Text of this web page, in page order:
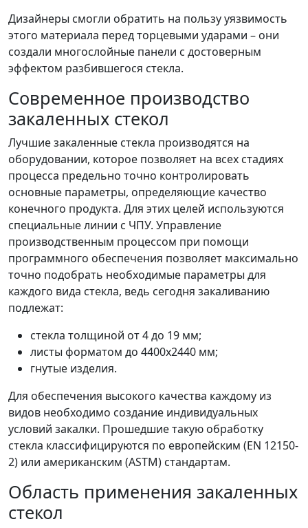
Дизайнеры смогли обратить на пользу уязвимость
этого материала перед торцевыми ударами – они
создали многослойные панели с достоверным
эффектом разбившегося стекла.
Современное производство
закаленных стекол
Лучшие закаленные стекла производятся на
оборудовании, которое позволяет на всех стадиях
процесса предельно точно контролировать
основные параметры, определяющие качество
конечного продукта. Для этих целей используются
специальные линии с ЧПУ. Управление
производственным процессом при помощи
программного обеспечения позволяет максимально
точно подобрать необходимые параметры для
каждого вида стекла, ведь сегодня закаливанию
подлежат:
стекла толщиной от 4 до 19 мм;
листы форматом до 4400х2440 мм;
гнутые изделия.
Для обеспечения высокого качества каждому из
видов необходимо создание индивидуальных
условий закалки. Прошедшие такую обработку
стекла классифицируются по европейским (EN 12150-
2) или американским (ASTM) стандартам.
Область применения закаленных
стекол